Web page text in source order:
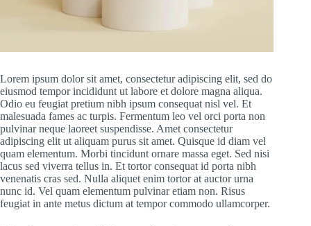
Lorem ipsum dolor sit amet, consectetur adipiscing elit, sed do
eiusmod tempor incididunt ut labore et dolore magna aliqua.
Odio eu feugiat pretium nibh ipsum consequat nisl vel. Et
malesuada fames ac turpis. Fermentum leo vel orci porta non
pulvinar neque laoreet suspendisse. Amet consectetur
adipiscing elit ut aliquam purus sit amet. Quisque id diam vel
quam elementum. Morbi tincidunt ornare massa eget. Sed nisi
lacus sed viverra tellus in. Et tortor consequat id porta nibh
venenatis cras sed. Nulla aliquet enim tortor at auctor urna
nunc id. Vel quam elementum pulvinar etiam non. Risus
feugiat in ante metus dictum at tempor commodo ullamcorper.